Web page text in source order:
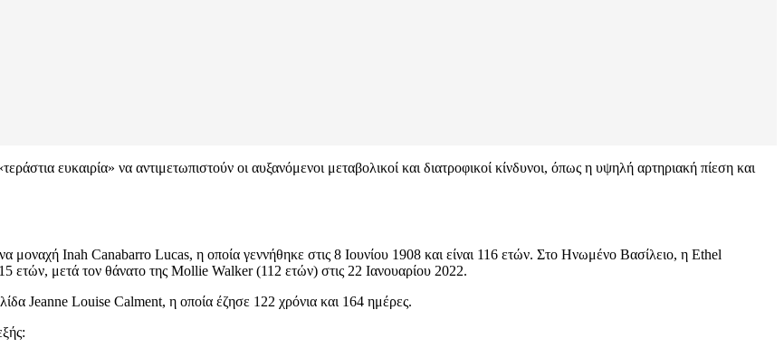
ευκαιρία» να αντιμετωπιστούν οι αυξανόμενοι μεταβολικοί και διατροφικοί κίνδυνοι, όπως η υψηλή αρτηριακή πίεση και
μοναχή Inah Canabarro Lucas, η οποία γεννήθηκε στις 8 Ιουνίου 1908 και είναι 116 ετών. Στο Ηνωμένο Βασίλειο, η Ethel
ετών, μετά τον θάνατο της Mollie Walker (112 ετών) στις 22 Ιανουαρίου 2022.
Jeanne Louise Calment, η οποία έζησε 122 χρόνια και 164 ημέρες.